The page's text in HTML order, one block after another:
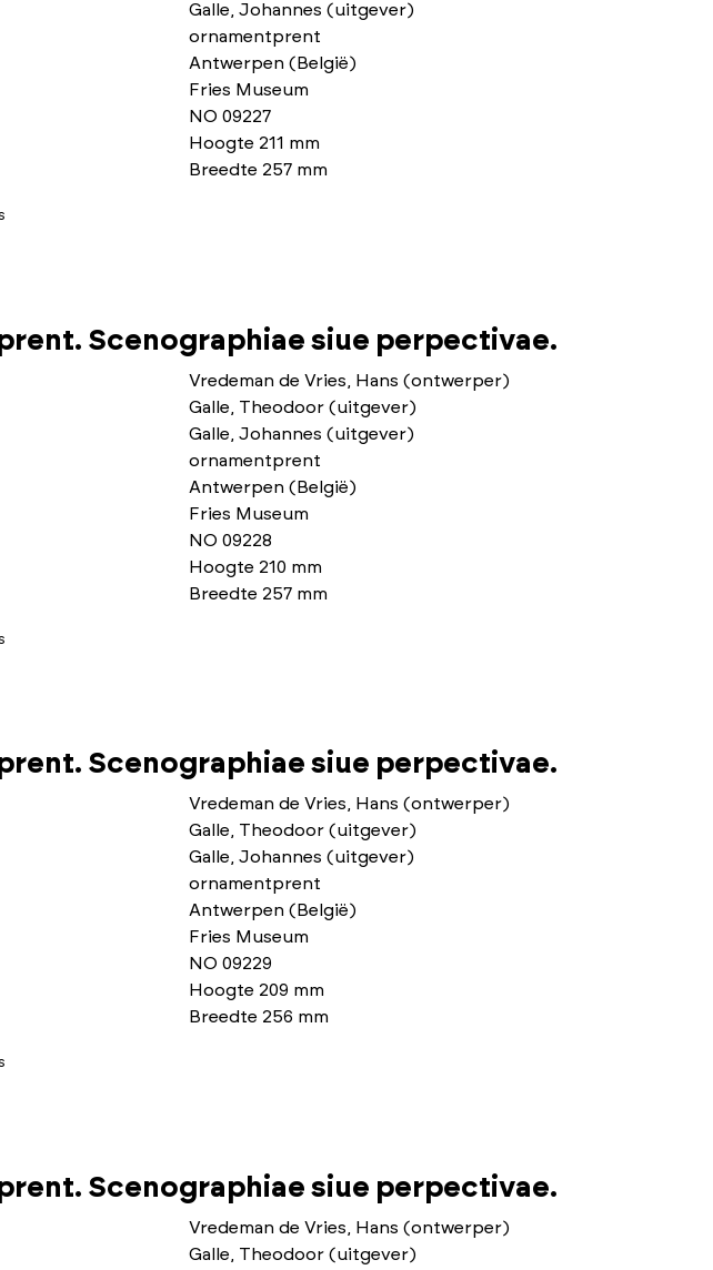
Galle, Johannes (uitgever)
ornamentprent
Antwerpen (België)
Fries Museum
NO 09227
Hoogte 211 mm
Breedte 257 mm
Scenographiae siue perpectivae.
Vredeman de Vries, Hans (ontwerper)
Galle, Theodoor (uitgever)
Galle, Johannes (uitgever)
ornamentprent
Antwerpen (België)
Fries Museum
NO 09228
Hoogte 210 mm
Breedte 257 mm
Scenographiae siue perpectivae.
Vredeman de Vries, Hans (ontwerper)
Galle, Theodoor (uitgever)
Galle, Johannes (uitgever)
ornamentprent
Antwerpen (België)
Fries Museum
NO 09229
Hoogte 209 mm
Breedte 256 mm
Scenographiae siue perpectivae.
Vredeman de Vries, Hans (ontwerper)
Galle, Theodoor (uitgever)